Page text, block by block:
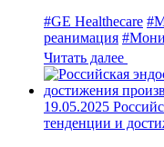
#GE Healthecare
реанимация
Читать далее
19.05.2025
тенденции и